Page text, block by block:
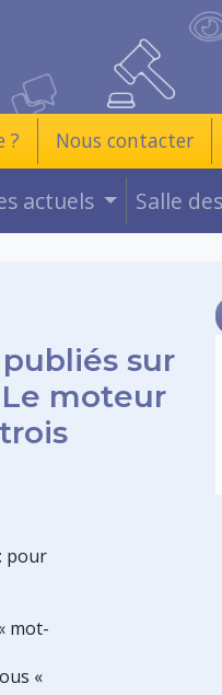
? Nous contacter
actuels Salle
sur
moteur
pour
mot-
«